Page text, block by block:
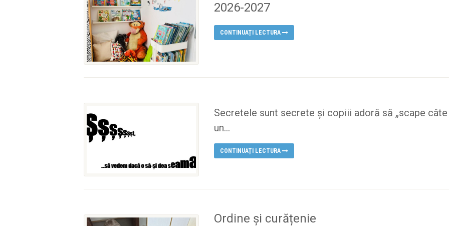
2026-2027
CONTINUAȚI LECTURA
Secretele sunt secrete și copiii adoră să „scape câte
un...
CONTINUAȚI LECTURA
Ordine și curățenie